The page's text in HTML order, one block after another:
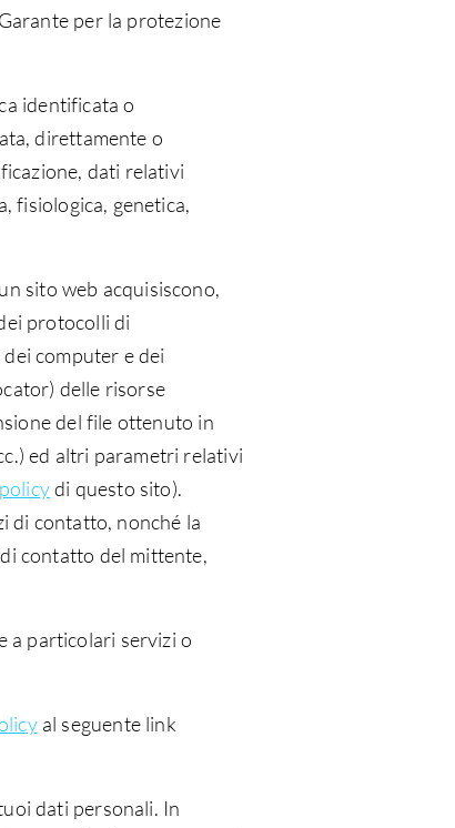
per la protezione
identificata o
direttamente o
dati relativi
fisiologica, genetica,
sito web acquisiscono,
protocolli di
computer e dei
delle risorse
del file ottenuto in
ed altri parametri relativi
di questo sito).
di contatto, nonché la
contatto del mittente,
a particolari servizi o
al seguente link
dati personali. In